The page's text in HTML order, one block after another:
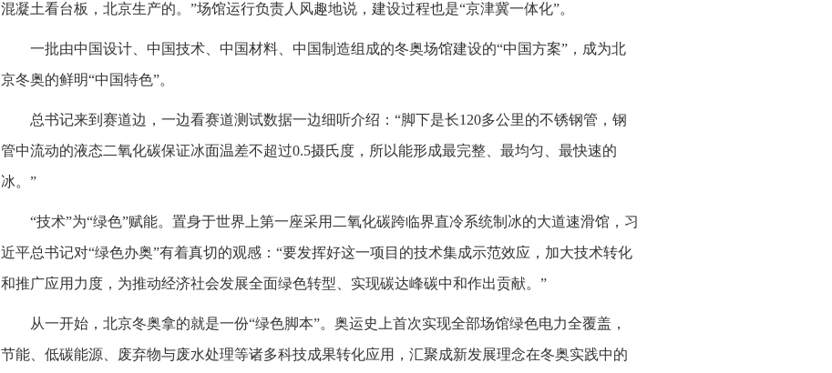
混凝土看台板，北京生产的。”场馆运行负责人风趣地说，建设过程也是“京津冀一体化”。
一批由中国设计、中国技术、中国材料、中国制造组成的冬奥场馆建设的“中国方案”，成为北
京冬奥的鲜明“中国特色”。
总书记来到赛道边，一边看赛道测试数据一边细听介绍：“脚下是长120多公里的不锈钢管，钢
管中流动的液态二氧化碳保证冰面温差不超过0.5摄氏度，所以能形成最完整、最均匀、最快速的
冰。”
“技术”为“绿色”赋能。置身于世界上第一座采用二氧化碳跨临界直冷系统制冰的大道速滑馆，习
近平总书记对“绿色办奥”有着真切的观感：“要发挥好这一项目的技术集成示范效应，加大技术转化
和推广应用力度，为推动经济社会发展全面绿色转型、实现碳达峰碳中和作出贡献。”
从一开始，北京冬奥拿的就是一份“绿色脚本”。奥运史上首次实现全部场馆绿色电力全覆盖，
节能、低碳能源、废弃物与废水处理等诸多科技成果转化应用，汇聚成新发展理念在冬奥实践中的